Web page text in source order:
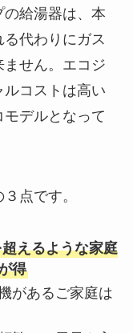
給湯器は、本
代わりにガス
せん。エコジ
ルコストは高い
デルとなって
点です。
えるような家庭
得
があるご家庭は